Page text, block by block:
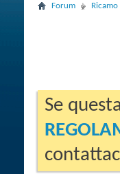
Forum Ricamo
Se